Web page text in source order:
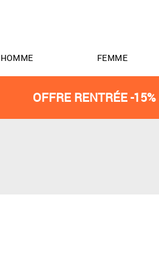
HOMME FEMME
OFFRE RENTRÉE -15%